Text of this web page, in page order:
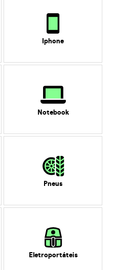
Iphone
Notebook
Pneus
Eletroportáteis